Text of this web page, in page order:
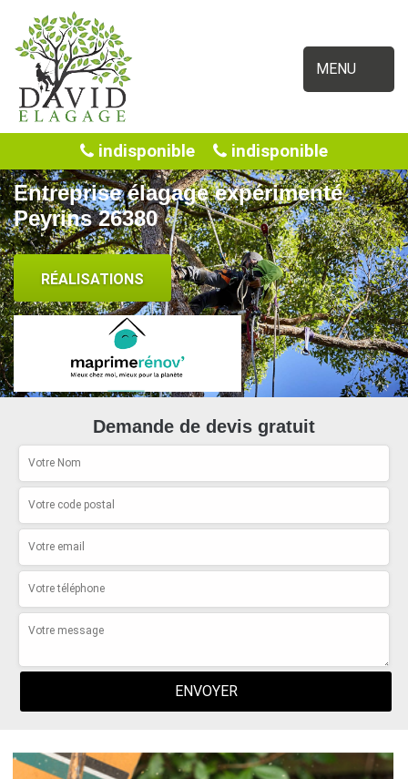
MENU
indisponible indisponible
Entreprise élagage expérimenté
Peyrins 26380
RÉALISATIONS
Demande de devis gratuit